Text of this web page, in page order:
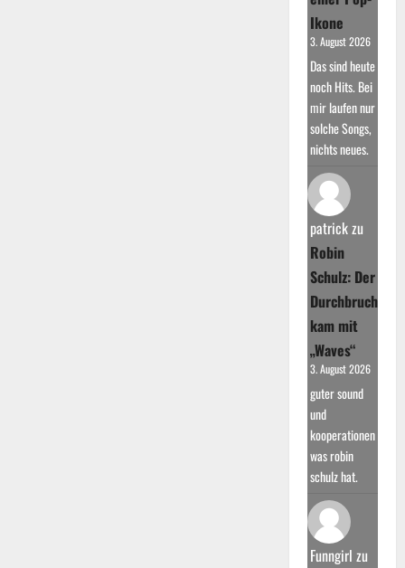
Ikone
3. August 2026
Das sind heute
noch Hits. Bei
mir laufen nur
solche Songs,
nichts neues.
patrickzu
Robin
Schulz: Der
Durchbruch
kam mit
„Waves“
3. August 2026
guter sound
und
kooperationen
was robin
schulz hat.
Funngirl zu